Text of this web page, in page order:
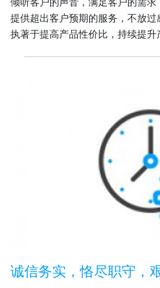
倾听客户的声音，满足客户的需求
提供超出客户预期的服务，不放过
执著于提高产品性价比，持续提升
诚信务实，恪尽职守，